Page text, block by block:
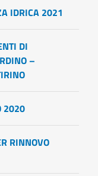
IDRICA 2021
DI
–
2020
RINNOVO